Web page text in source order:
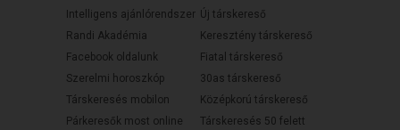
Intelligens ajánlórendszer
Randi Akadémia
Facebook oldalunk
Szerelmi horoszkóp
Társkeresés mobilon
Párkeresők most online
Új társkereső
Keresztény társkereső
Fiatal társkereső
30as társkereső
Középkorú társkereső
Társkeresés 50 felett